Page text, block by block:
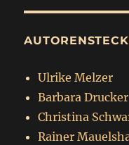
Ulrike Melzer
Barbara Drucker
Christina
Rainer